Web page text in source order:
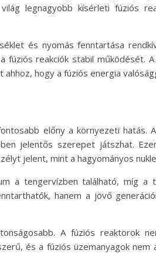
legnagyobb kísérleti fúziós
és nyomás fenntartása
fúziós reakciók stabil működését.
hogy a fúziós energia
előny a környezeti hatás.
jelentős szerepet játszhat.
jelent, mint a hagyományos
a tengervízben található, míg a
hanem a jövő
A fúziós reaktorok
és a fúziós üzemanyagok nem